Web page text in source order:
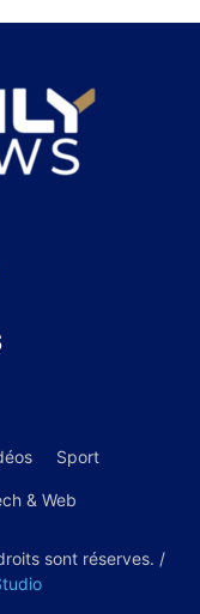
Sport
& Web
sont réserves. /